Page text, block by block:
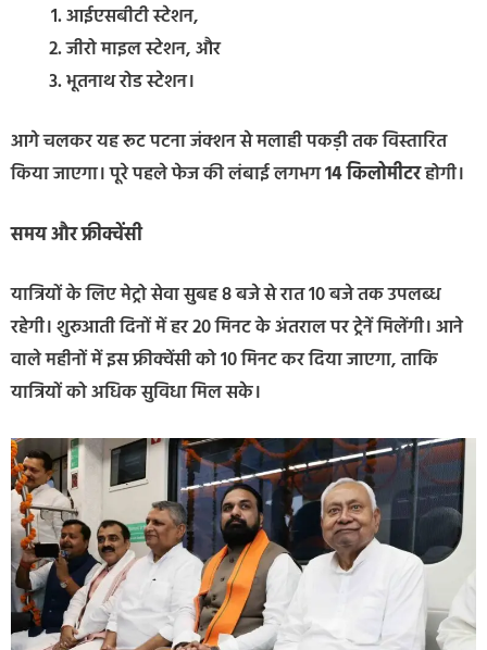
आईएसबीटी स्टेशन,
जीरो माइल स्टेशन, और
भूतनाथ रोड स्टेशन।
आगे चलकर यह रूट पटना जंक्शन से मलाही पकड़ी तक विस्तारित
किया जाएगा। पूरे पहले फेज की लंबाई लगभग14 किलोमीटरहोगी।
समय और फ्रीक्वेंसी
यात्रियों के लिए मेट्रो सेवा सुबह 8 बजे से रात 10 बजे तक उपलब्ध
रहेगी। शुरुआती दिनों में हर 20 मिनट के अंतराल पर ट्रेनें मिलेंगी। आने
वाले महीनों में इस फ्रीक्वेंसी को 10 मिनट कर दिया जाएगा, ताकि
यात्रियों को अधिक सुविधा मिल सके।